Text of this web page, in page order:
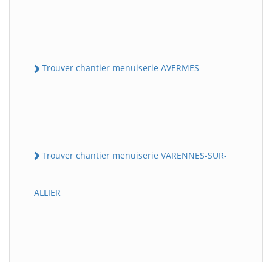
Trouver chantier menuiserie AVERMES
Trouver chantier menuiserie VARENNES-SUR-
ALLIER